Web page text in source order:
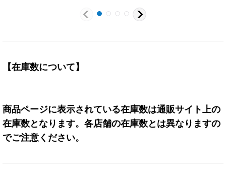
【在庫数について】
商品ページに表示されている在庫数は通販サイト上の
在庫数となります。各店舗の在庫数とは異なりますの
でご注意ください。